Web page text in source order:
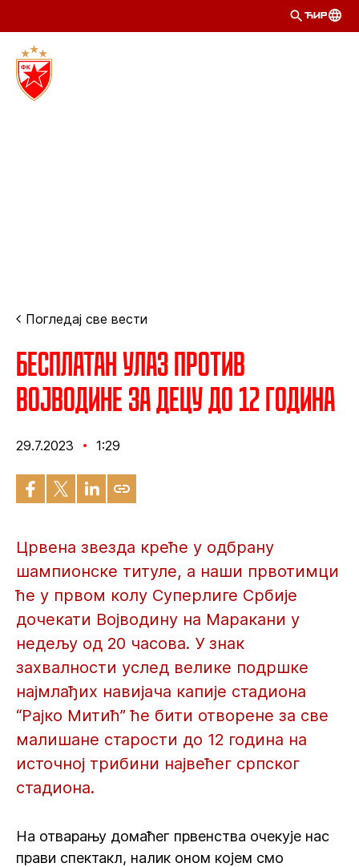
ЋИР
Погледај све вести
Бесплатан улаз против
Војводине за децу до 12 година
29.7.2023 1:29
Црвена звезда креће у одбрану
шампионске титуле, а наши првотимци
ће у првом колу Суперлиге Србије
дочекати Војводину на Маракани у
недељу од 20 часова. У знак
захвалности услед велике подршке
најмлађих навијача капије стадиона
“Рајко Митић” ће бити отворене за све
малишане старости до 12 година на
источној трибини највећег српског
стадиона.
На отварању домаћег првенства очекује нас
прави спектакл, налик оном којем смо